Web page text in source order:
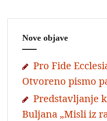
Nove objave
Pro Fide
Otvoreno pismo
Predstavljanje
Buljana „Misli iz